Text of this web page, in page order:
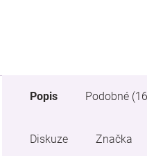
Popis Podobné
Diskuze Značka